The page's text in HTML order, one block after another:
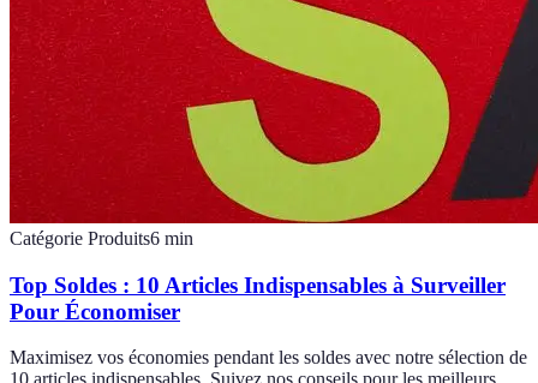
Catégorie Produits6 min
Top Soldes : 10 Articles Indispensables à Surveiller
Pour Économiser
Maximisez vos économies pendant les soldes avec notre sélection de